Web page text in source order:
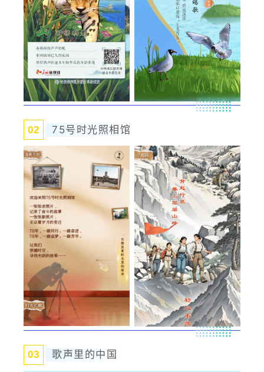
02 75号时光照相馆
03 歌声里的中国